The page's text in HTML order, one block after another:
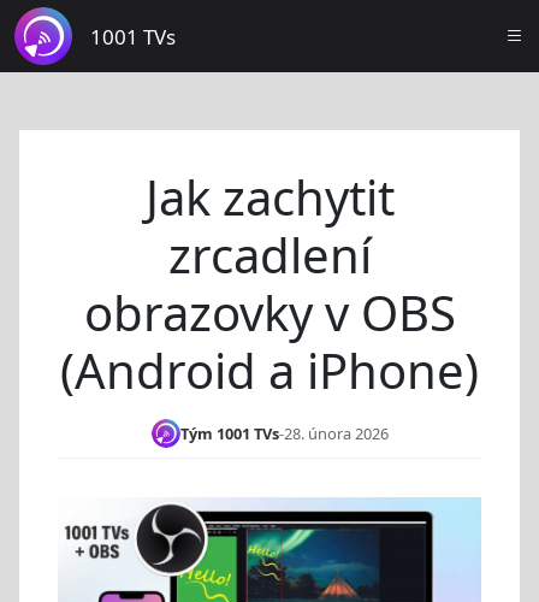
1001 TVs
Jak zachytit
zrcadlení
obrazovky v OBS
(Android a iPhone)
Tým 1001 TVs-28. února 2026